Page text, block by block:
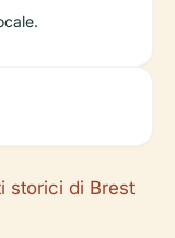
storici di Brest